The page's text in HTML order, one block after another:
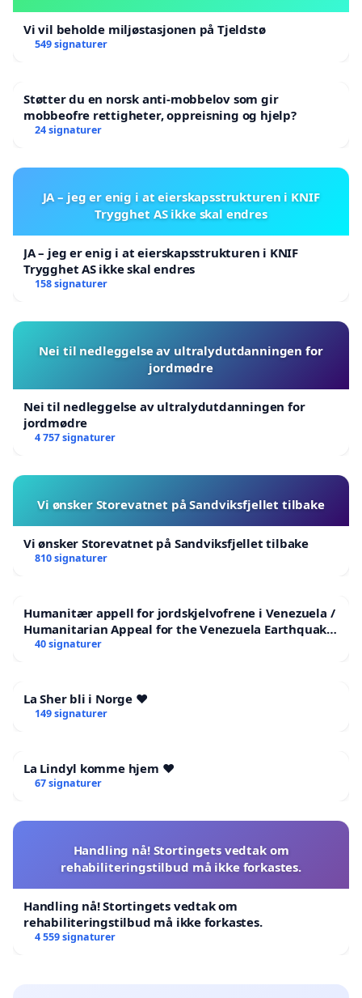
Vi vil beholde miljøstasjonen på Tjeldstø
549 signaturer
Støtter du en norsk anti-mobbelov som gir
mobbeofre rettigheter, oppreisning og hjelp?
24 signaturer
JA – jeg er enig i at eierskapsstrukturen i KNIF
Trygghet AS ikke skal endres
JA – jeg er enig i at eierskapsstrukturen i KNIF
Trygghet AS ikke skal endres
158 signaturer
Nei til nedleggelse av ultralydutdanningen for
jordmødre
Nei til nedleggelse av ultralydutdanningen for
jordmødre
4 757 signaturer
Vi ønsker Storevatnet på Sandviksfjellet tilbake
Vi ønsker Storevatnet på Sandviksfjellet tilbake
810 signaturer
Humanitær appell for jordskjelvofrene i Venezuela /
Humanitarian Appeal for the Venezuela Earthquake
Victims
40 signaturer
La Sher bli i Norge ❤️
149 signaturer
La Lindyl komme hjem ❤️
67 signaturer
Handling nå! Stortingets vedtak om
rehabiliteringstilbud må ikke forkastes.
Handling nå! Stortingets vedtak om
rehabiliteringstilbud må ikke forkastes.
4 559 signaturer